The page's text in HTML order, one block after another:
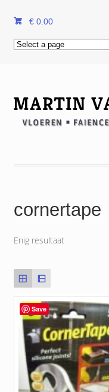
€ 0.00
cornertape
Enig resultaat
Save